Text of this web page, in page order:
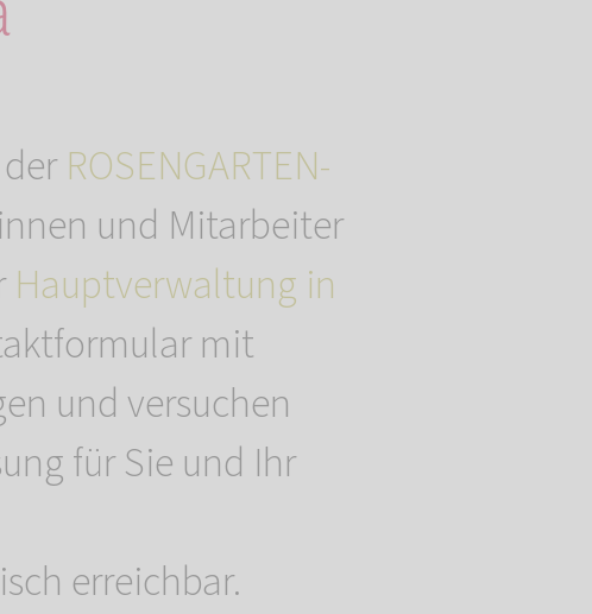
ROSENGARTEN-
und Mitarbeiter
Hauptverwaltung in
mit
und versuchen
für Sie und Ihr
erreichbar.